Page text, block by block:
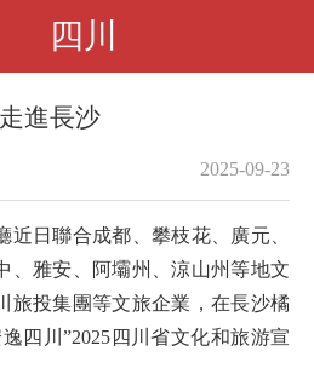
四川
進長沙
2025-09-23
日聯合成都、攀枝花、廣元、
、雅安、阿壩州、涼山州等地文
旅投集團等文旅企業，在長沙橘
四川”2025四川省文化和旅游宣